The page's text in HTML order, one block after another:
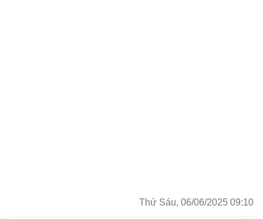
Thứ Sáu, 06/06/2025 09:10